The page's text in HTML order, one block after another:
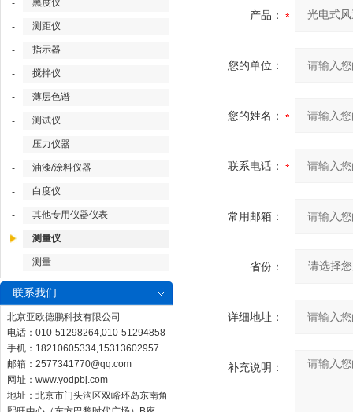
- 黑度仪
- 测距仪
- 指示器
- 搅拌仪
- 薄层色谱
- 测试仪
- 压力仪器
- 油漆/涂料仪器
- 白度仪
- 其他专用仪器仪表
测量仪
- 测量
联系我们
北京亚欧德鹏科技有限公司
电话：010-51298264,010-51294858
手机：18210605334,15313602957
邮箱： 2577341770@qq.com
网址： www.yodpbj.com
地址：北京市门头沟区双峪环岛东南角
产品：
您的单位：
您的姓名：
联系电话：
常用邮箱：
省份：
详细地址：
补充说明：